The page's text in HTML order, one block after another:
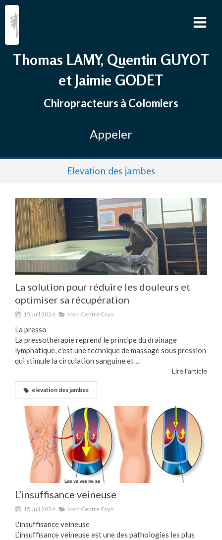
Thomas LAMY, Quentin GUYOT
et Jaimie GODET
Chiropracteurs à Colomiers
Appeler
Elevation des jambes
La solution pour réduire les douleurs et
optimiser sa récupération
15 Juil 2024 Mon Centre Cryo
La presso
La pressothérapie reprend le principe du drainage
lymphatique, c'est une technique de massage sous pression
qui stimule la circulation sanguine et ...
Lire l'article
elevation des jambes
L’insuffisance veineuse
15 Juil 2024 Mon Centre Cryo
L'insuffisance veineuse
L’insuffisance veineuse est une des pathologies les plus